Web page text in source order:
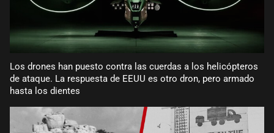
Los drones han puesto contra las cuerdas a los helicópteros
de ataque. La respuesta de EEUU es otro dron, pero armado
hasta los dientes